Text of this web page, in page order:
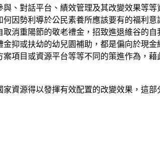
、對話平台、績效管理及其改變效果等
因勢利導於公民素養所應該要有的福利
消重陽節的敬老禮金，招致進退維谷的
抑或扶幼的幼兒園補助，都是偏向於現
項目或資源平台等等不同的策進作為，
資源得以發揮有效配置的改變效果，這